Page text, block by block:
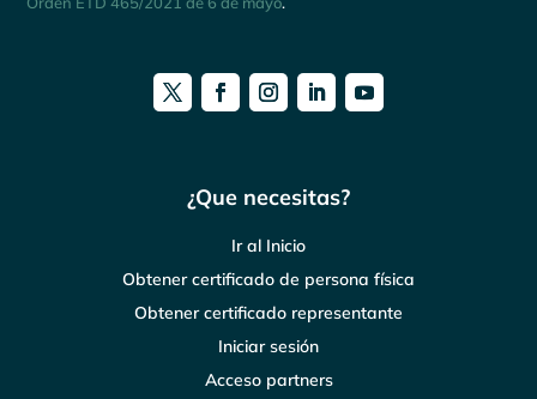
¿Que necesitas?
Ir al Inicio
Obtener certificado de persona física
Obtener certificado representante
Iniciar sesión
Acceso partners